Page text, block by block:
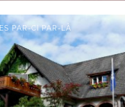
PAR-CI PAR-LÀ